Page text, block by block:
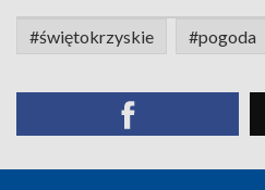
#świętokrzyskie #pogoda